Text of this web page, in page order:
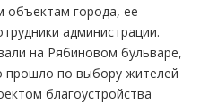
объектам города, ее
администрации.
на Рябиновом бульваре,
прошло по выбору жителей
благоустройства